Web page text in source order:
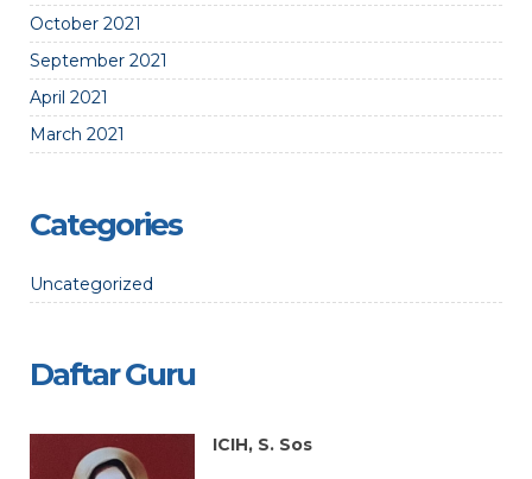
October 2021
September 2021
April 2021
March 2021
Categories
Uncategorized
Daftar Guru
ICIH, S. Sos